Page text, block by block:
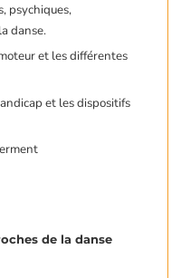
psychiques,
danse.
et les différentes
et les dispositifs
de la danse